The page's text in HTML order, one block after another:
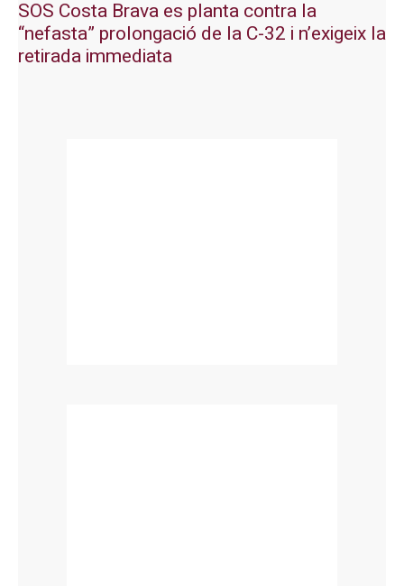
SOS Costa Brava es planta contra la
“nefasta” prolongació de la C-32 i n’exigeix la
retirada immediata